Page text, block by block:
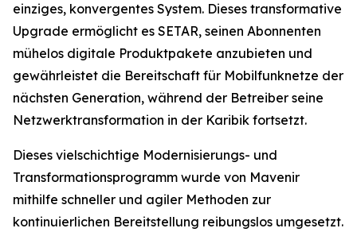
einziges, konvergentes System. Dieses transformative
Upgrade ermöglicht es SETAR, seinen Abonnenten
mühelos digitale Produktpakete anzubieten und
gewährleistet die Bereitschaft für Mobilfunknetze der
nächsten Generation, während der Betreiber seine
Netzwerktransformation in der Karibik fortsetzt.
Dieses vielschichtige Modernisierungs- und
Transformationsprogramm wurde von Mavenir
mithilfe schneller und agiler Methoden zur
kontinuierlichen Bereitstellung reibungslos umgesetzt.